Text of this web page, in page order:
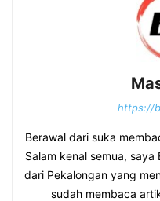
https://
Berawal dari suka
Salam kenal semua,
dari Pekalongan yang
sudah membaca